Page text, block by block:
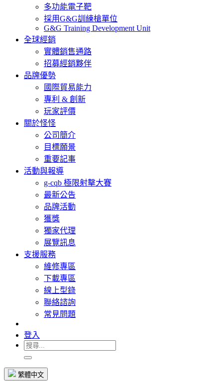
多功能電子靶
採用G&G訓練槍單位
G&G Training Development Unit
全球經銷
實體銷售通路
招募經銷夥伴
品牌優勢
國際貿易能力
專利 & 創新
玩家評價
關於怪怪
公司簡介
目標願景
重要記事
活動與報導
g-cqb 極限射擊大賽
最新公告
品牌活動
獲獎
獨家代理
展覽訊息
支援服務
維修專區
下載專區
線上型錄
聯絡諮詢
常見問題
登入
繁體中文